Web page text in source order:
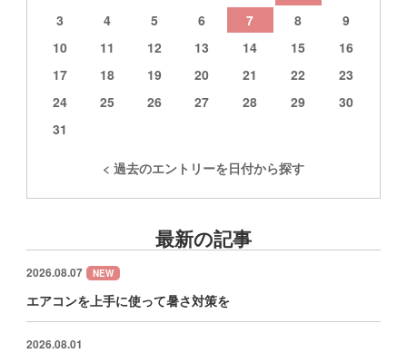
3
4 5 6 7 8
9
10
11 12 13 14 15
16
17
18 19 20 21 22
23
24
25 26 27 28 29
30
31
< 過去のエントリーを日付から探す
最新の記事
2026.08.07 NEW
エアコンを上手に使って暑さ対策を
2026.08.01